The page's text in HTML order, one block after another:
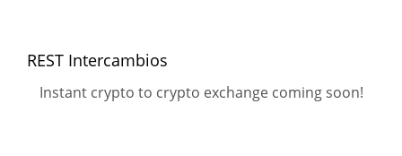
semanas
$0,0004203182
REST Intercambios
Instant crypto to crypto exchange coming soon!